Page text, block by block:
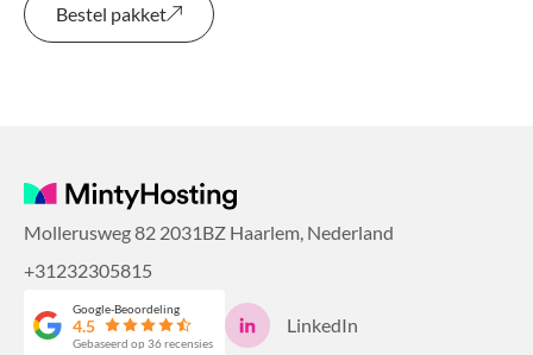
Bestel pakket
Mollerusweg 82 2031BZ Haarlem, Nederland
+31232305815
Google-Beoordeling
4.5
Gebaseerd op 36 recensies
LinkedIn